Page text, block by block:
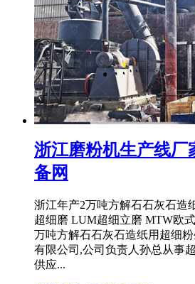
浙江磨粉机生产线厂
备网
浙江年产2万吨方解石石灰石造
超细磨 LUM超细立磨 MTW欧
万吨方解石石灰石造纸用超细
有限公司,公司负责人孙总从事
供应...